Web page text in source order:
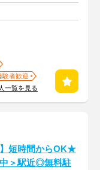
験者歓迎
一覧を見る
】短時間からOK★
＞駅近◎無料駐